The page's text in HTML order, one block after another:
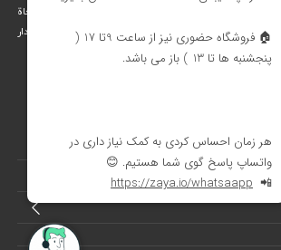
عبر متجرنا الإلكتروني.
نُهديكم هدايا فريدة وزينة مستوحاة
جميلاً بين التقاليد والفن والحياة المعاصرة. متجر ديدار
شريعتي، فوق قُلهَك، شارع الشهيد كلاهدوز، تقاطع